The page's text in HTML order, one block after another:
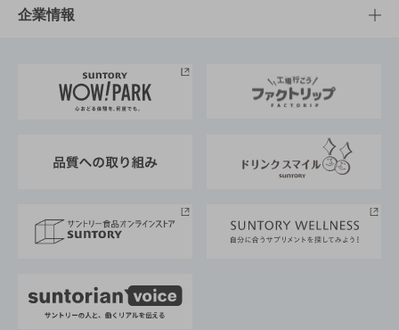
栄養成分一覧
工場見学
地域情報
サントリーホール
サントリーサンバーズ大阪
サステナビリティTOP
サントリーが考えるサステナビリティ経営
企業情報
企業概要
採用情報